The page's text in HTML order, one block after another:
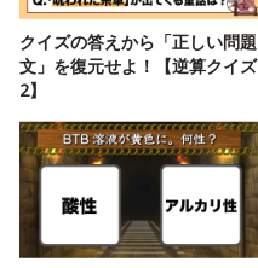
クイズの答えから「正しい問題
文」を復元せよ！【逆算クイズ
2】